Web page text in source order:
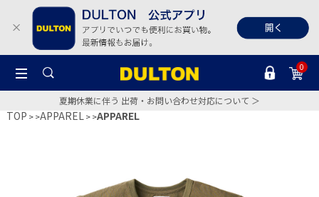
0
夏期休業に伴う 出荷・お問い合わせ対応について ＞
TOP >APPAREL >APPAREL